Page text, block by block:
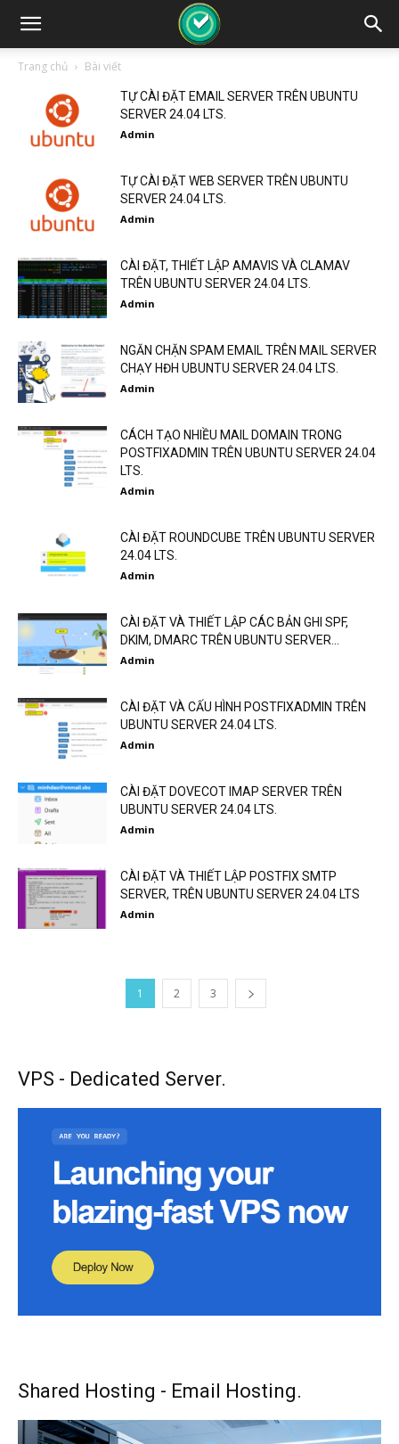
Trang chủ Bài viết
TỰ CÀI ĐẶT EMAIL SERVER TRÊN UBUNTU
SERVER 24.04 LTS.
Admin
TỰ CÀI ĐẶT WEB SERVER TRÊN UBUNTU
SERVER 24.04 LTS.
Admin
CÀI ĐẶT, THIẾT LẬP AMAVIS VÀ CLAMAV
TRÊN UBUNTU SERVER 24.04 LTS.
Admin
NGĂN CHẶN SPAM EMAIL TRÊN MAIL SERVER
CHẠY HĐH UBUNTU SERVER 24.04 LTS.
Admin
CÁCH TẠO NHIỀU MAIL DOMAIN TRONG
POSTFIXADMIN TRÊN UBUNTU SERVER 24.04
LTS.
Admin
CÀI ĐẶT ROUNDCUBE TRÊN UBUNTU SERVER
24.04 LTS.
Admin
CÀI ĐẶT VÀ THIẾT LẬP CÁC BẢN GHI SPF,
DKIM, DMARC TRÊN UBUNTU SERVER...
Admin
CÀI ĐẶT VÀ CẤU HÌNH POSTFIXADMIN TRÊN
UBUNTU SERVER 24.04 LTS.
Admin
CÀI ĐẶT DOVECOT IMAP SERVER TRÊN
UBUNTU SERVER 24.04 LTS.
Admin
CÀI ĐẶT VÀ THIẾT LẬP POSTFIX SMTP
SERVER, TRÊN UBUNTU SERVER 24.04 LTS
Admin
1 2 3
VPS - Dedicated Server.
Shared Hosting - Email Hosting.